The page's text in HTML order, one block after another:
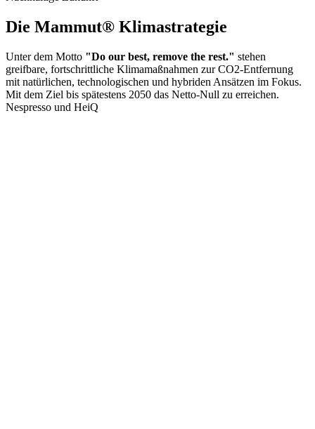
Die Mammut® Klimastrategie
Unter dem Motto "Do our best, remove the rest." stehen
greifbare, fortschrittliche Klimamaßnahmen zur CO2-Entfernung
mit natürlichen, technologischen und hybriden Ansätzen im Fokus.
Mit dem Ziel bis spätestens 2050 das Netto-Null zu erreichen.
Nespresso und HeiQ